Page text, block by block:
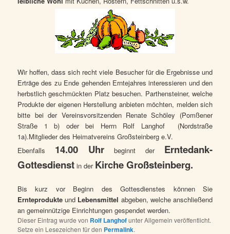
Wir hoffen, dass sich recht viele Besucher für die Ergebnisse und
Erträge des zu Ende gehenden Erntejahres interessieren und den
herbstlich geschmückten Platz besuchen. Parthensteiner, welche
Produkte der eigenen Herstellung anbieten möchten, melden sich
bitte bei der Vereinsvorsitzenden Renate Schöley (Pomßener
Straße 1 b) oder bei Herrn Rolf Langhof
(Nordstraße
1a).Mitglieder des Heimatvereins Großsteinberg e.V.
Ebenfalls 14.00 Uhrbeginnt der Erntedank-
Gottesdienst in der Kirche Großsteinberg.
Bis kurz vor Beginn des Gottesdienstes können Sie
Ernteprodukte und Lebensmittel abgeben, welche anschließend
an gemeinnützige Einrichtungen gespendet werden.
Dieser Eintrag wurde von Rolf Langhofunter Allgemein veröffentlicht.
Setze ein Lesezeichen für den Permalink.